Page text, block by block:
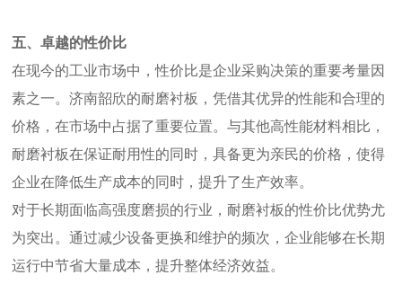
五、卓越的性价比
在现今的工业市场中，性价比是企业采购决策的重要考量因
素之一。济南韶欣的耐磨衬板，凭借其优异的性能和合理的
价格，在市场中占据了重要位置。与其他高性能材料相比，
耐磨衬板在保证耐用性的同时，具备更为亲民的价格，使得
企业在降低生产成本的同时，提升了生产效率。
对于长期面临高强度磨损的行业，耐磨衬板的性价比优势尤
为突出。通过减少设备更换和维护的频次，企业能够在长期
运行中节省大量成本，提升整体经济效益。